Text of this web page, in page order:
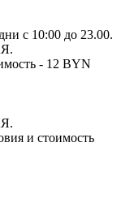
с 10:00 до 23.00.
- 12 BYN
и стоимость